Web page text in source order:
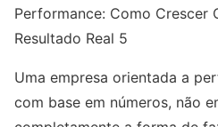
Performance: Como Crescer
Resultado Real 5
Uma empresa orientada a
com base em números, não